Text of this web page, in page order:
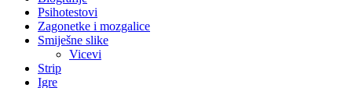
Psihotestovi
Zagonetke i mozgalice
Smiješne slike
Vicevi
Strip
Igre